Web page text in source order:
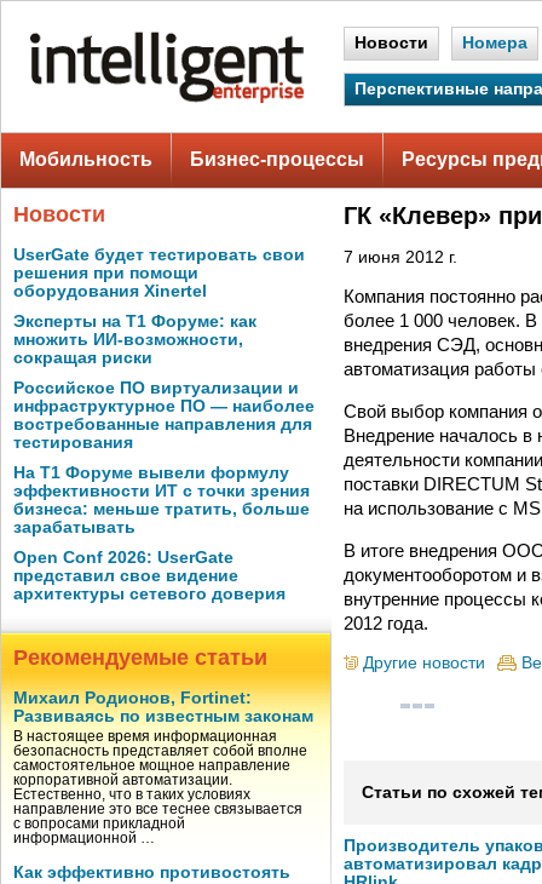
Новости Номера
Перспективные
Мобильность Бизнес-процессы Ресурсы
Новости
UserGate будет тестировать свои
решения при помощи
оборудования Xinertel
Эксперты на Т1 Форуме: как
множить ИИ-возможности,
сокращая риски
Российское ПО виртуализации и
инфраструктурное ПО — наиболее
востребованные направления для
тестирования
На Т1 Форуме вывели формулу
эффективности ИТ с точки зрения
бизнеса: меньше тратить, больше
зарабатывать
Open Conf 2026: UserGate
представил свое видение
архитектуры сетевого доверия
Рекомендуемые статьи
Михаил Родионов, Fortinet:
Развиваясь по известным законам
В настоящее время информационная
безопасность представляет собой вполне
самостоятельное мощное направление
корпоративной автоматизации.
Естественно, что в таких условиях
направление это все теснее связывается
с вопросами прикладной
информационной …
Как эффективно противостоять
ГК «Клевер»
7 июня 2012 г.
Компания постоянно
более 1 000 человек.
внедрения СЭД,
автоматизация
Свой выбор компания
Внедрение началось в
деятельности
поставки DIRECTUM
на использование с
В итоге внедрения
документооборотом и
внутренние процессы
2012 года.
Другие новости
Статьи по схожей
Производитель
автоматизировал